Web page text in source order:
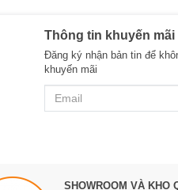
Thông tin khuyến mãi
Đăng ký nhận bản tin để
khuyến mãi
SHOWROOM VÀ KHO